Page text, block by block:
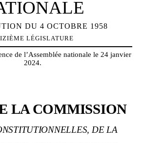
DU 4 OCTOBRE 1958
LÉGISLATURE
de l’Assemblée nationale le 24 janvier
2024.
LA COMMISSION
DE LA